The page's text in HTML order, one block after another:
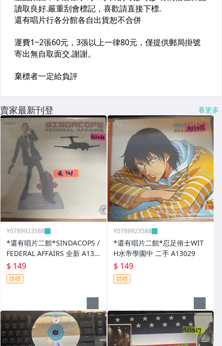
賣家最新刊登 看更多
Y0789923588
*還有唱片二館*SINDACOPS /
FEDERAL AFFAIRS 全新 A130
30
$ 149
競標
Y0789923588
*還有唱片二館*忍足侑士WIT
H水帝學園中 二手 A13029
$ 149
競標